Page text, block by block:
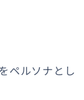
ペルソナとし